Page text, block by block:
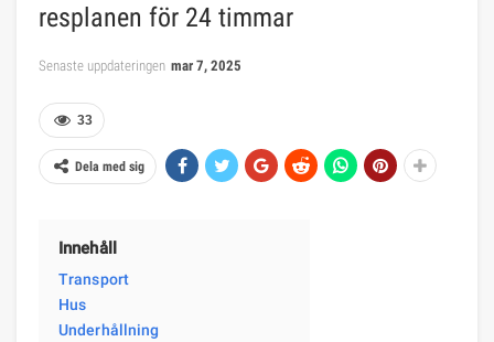
resplanen för 24 timmar
Senaste uppdateringen mar 7, 2025
33
Dela med sig
Innehåll
Transport
Hus
Underhållning